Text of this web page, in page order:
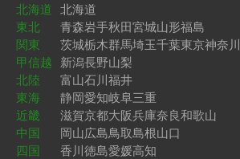
北海道 北海道
東北
青森岩手秋田宮城山形福島
関東
茨城栃木群馬埼玉千葉東京神奈川
甲信越 新潟長野山梨
北陸
富山石川福井
東海
静岡愛知岐阜三重
近畿
滋賀京都大阪兵庫奈良和歌山
中国
岡山広島鳥取島根山口
四国
香川徳島愛媛高知